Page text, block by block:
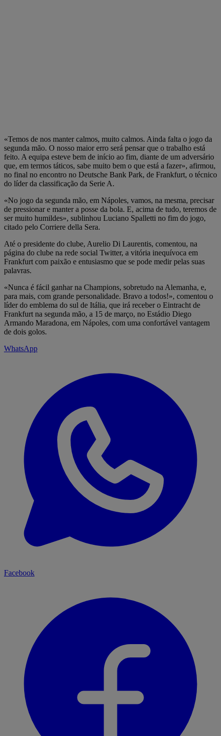
«Temos de nos manter calmos, muito calmos. Ainda falta o jogo da
segunda mão. O nosso maior erro será pensar que o trabalho está
feito. A equipa esteve bem de início ao fim, diante de um adversário
que, em termos táticos, sabe muito bem o que está a fazer», afirmou,
no final no encontro no Deutsche Bank Park, de Frankfurt, o técnico
do líder da classificação da Serie A.
«No jogo da segunda mão, em Nápoles, vamos, na mesma, precisar
de pressionar e manter a posse da bola. E, acima de tudo, teremos de
ser muito humildes», sublinhou Luciano Spalletti no fim do jogo,
citado pelo Corriere della Sera.
Até o presidente do clube, Aurelio Di Laurentis, comentou, na
página do clube na rede social Twitter, a vitória inequívoca em
Frankfurt com paixão e entusiasmo que se pode medir pelas suas
palavras.
«Nunca é fácil ganhar na Champions, sobretudo na Alemanha, e,
para mais, com grande personalidade. Bravo a todos!», comentou o
líder do emblema do sul de Itália, que irá receber o Eintracht de
Frankfurt na segunda mão, a 15 de março, no Estádio Diego
Armando Maradona, em Nápoles, com uma confortável vantagem
de dois golos.
WhatsApp
Facebook